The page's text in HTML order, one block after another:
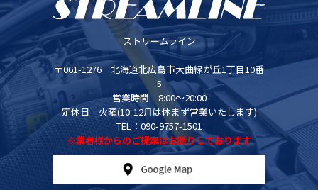
ストリームライン
〒061-1276 北海道北広島市大曲緑が丘1丁目10番
5
営業時間 8:00～20:00
定休日 火曜(10-12月は休まず営業いたします)
TEL：090-9757-1501
※業者様からのご提案はお断りしております